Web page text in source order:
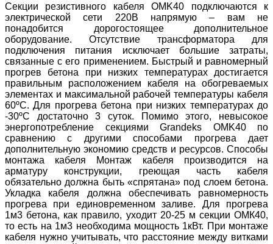
Секции резистивного кабеля OMK40 подключаются к
электрической сети 220В напрямую – вам не
понадобится дорогостоящее дополнительное
оборудование. Отсутствие трансформатора для
подключения питания исключает большие затраты,
связанные с его применением. Быстрый и равномерный
прогрев бетона при низких температурах достигается
правильным расположением кабеля на обогреваемых
элементах и максимальной рабочей температуры кабеля
60ºС. Для прогрева бетона при низких температурах до
-30ºС достаточно 3 суток. Помимо этого, невысокое
энергопотребление секциями Grandeks OMK40 по
сравнению с другими способами прогрева дает
дополнительную экономию средств и ресурсов. Способы
монтажа кабеля Монтаж кабеля производится на
арматуру конструкции, греющая часть кабеля
обязательно должна быть «спрятана» под слоем бетона.
Укладка кабеля должна обеспечивать равномерность
прогрева при единовременном заливе. Для прогрева
1м3 бетона, как правило, уходит 20-25 м секции ОМК40,
то есть на 1м3 необходима мощность 1кВт. При монтаже
кабеля нужно учитывать, что расстояние между витками